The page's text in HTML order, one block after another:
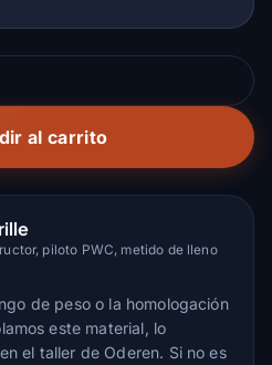
al carrito
piloto PWC, metido de lleno
de peso o la homologación
este material, lo
el taller de Oderen. Si no es